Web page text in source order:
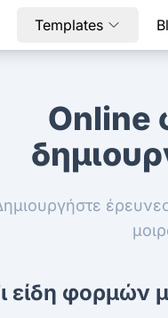
Templates
Online
είδη φορμών